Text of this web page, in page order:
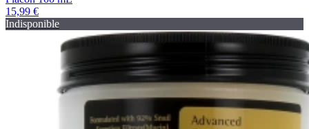
15,99 €
Indisponible